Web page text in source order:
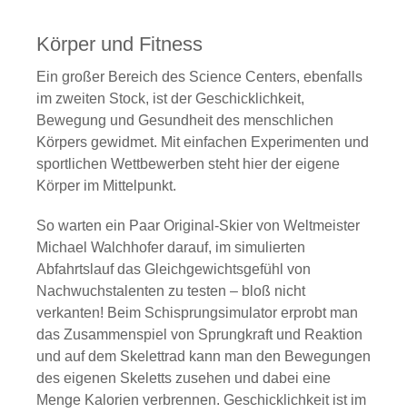
Körper und Fitness
Ein großer Bereich des Science Centers, ebenfalls
im zweiten Stock, ist der Geschicklichkeit,
Bewegung und Gesundheit des menschlichen
Körpers gewidmet. Mit einfachen Experimenten und
sportlichen Wettbewerben steht hier der eigene
Körper im Mittelpunkt.
So warten ein Paar Original-Skier von Weltmeister
Michael Walchhofer darauf, im simulierten
Abfahrtslauf das Gleichgewichtsgefühl von
Nachwuchstalenten zu testen – bloß nicht
verkanten! Beim Schisprungsimulator erprobt man
das Zusammenspiel von Sprungkraft und Reaktion
und auf dem Skelettrad kann man den Bewegungen
des eigenen Skeletts zusehen und dabei eine
Menge Kalorien verbrennen. Geschicklichkeit ist im